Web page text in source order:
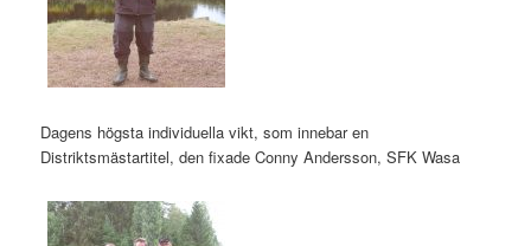
Dagens högsta individuella vikt, som innebar en
Distriktsmästartitel, den fixade Conny Andersson, SFK Wasa